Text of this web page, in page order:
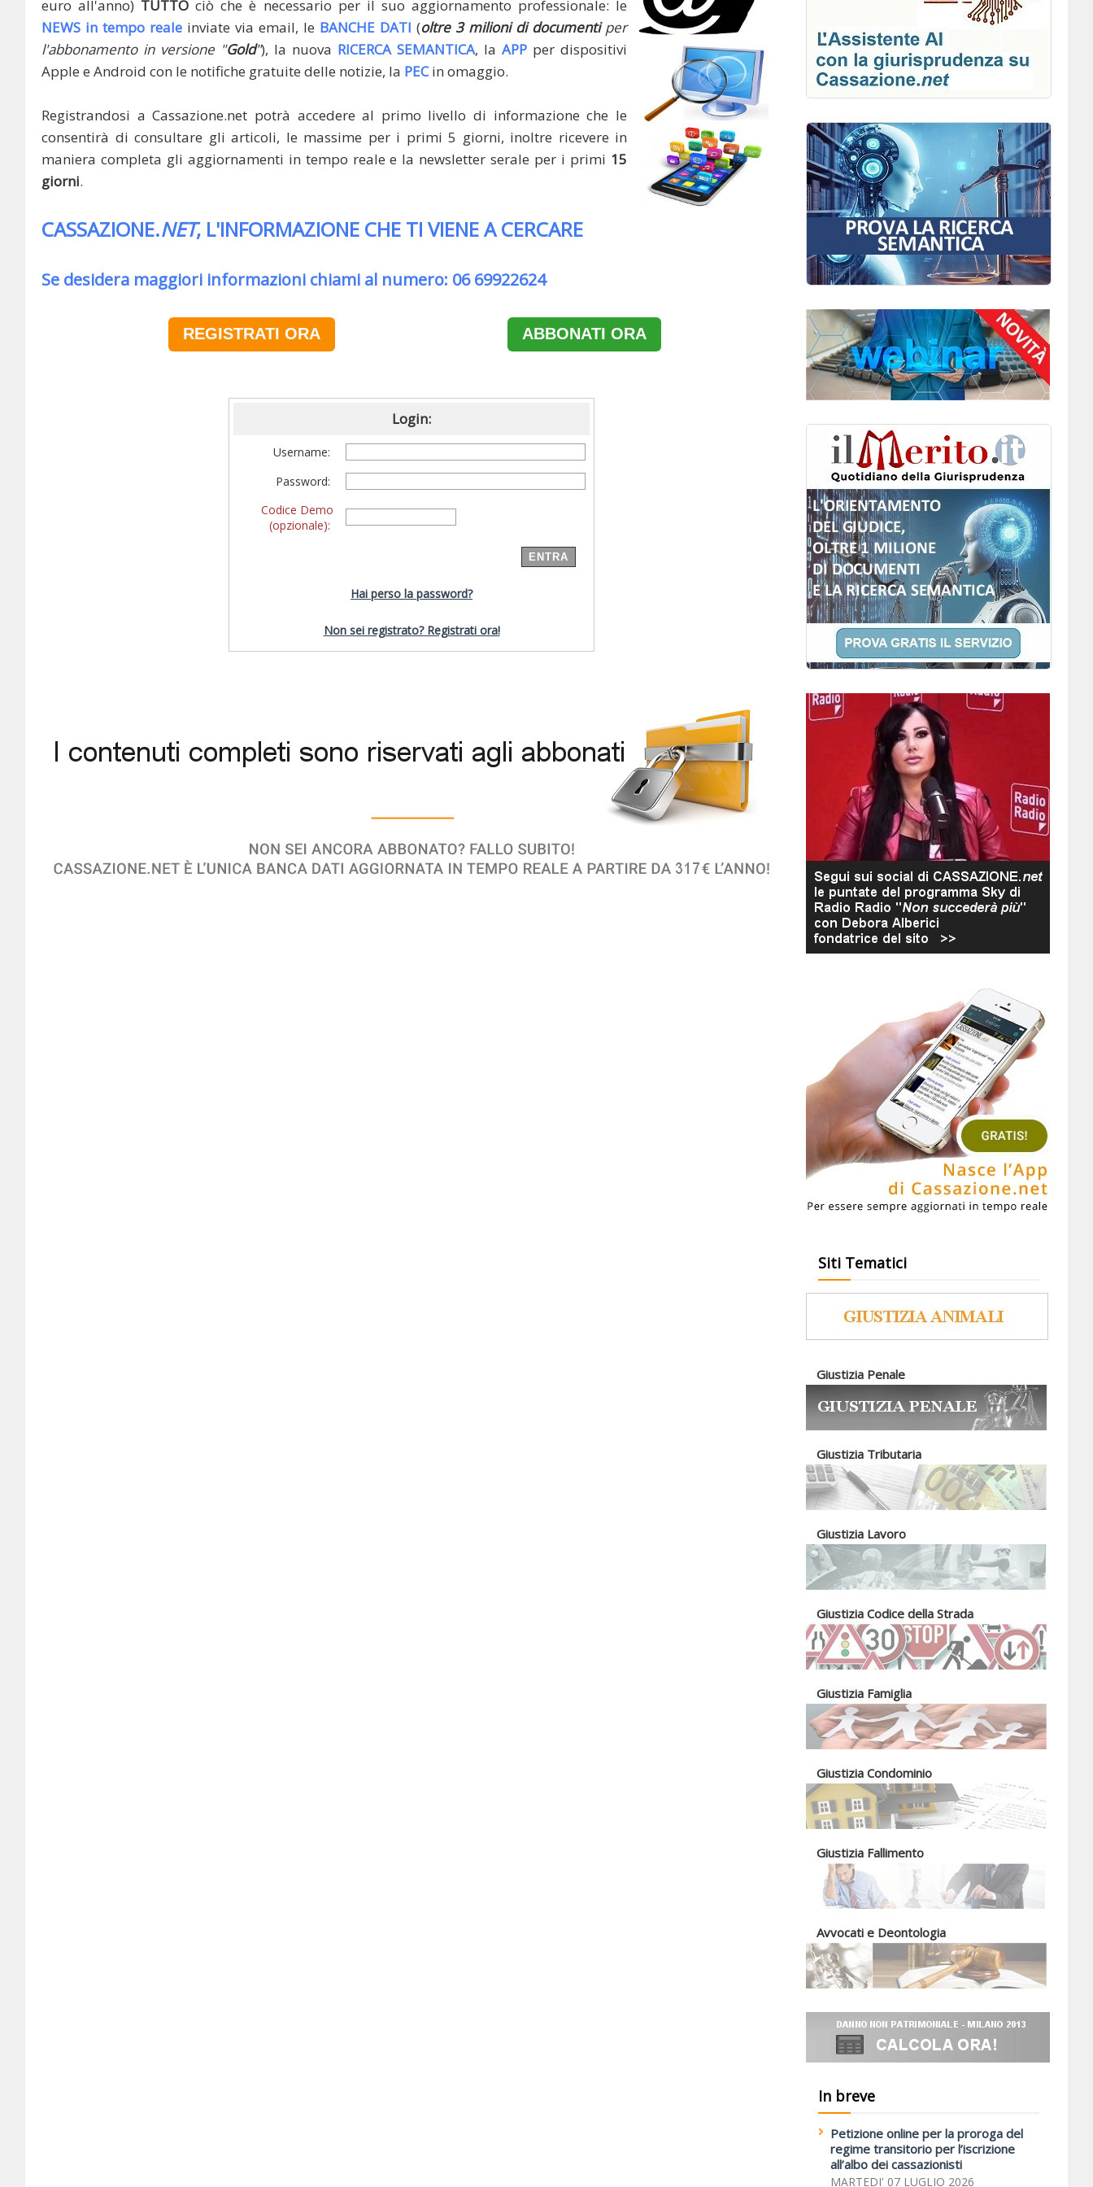
euro all'anno) TUTTO ciò che è necessario per il suo aggiornamento professionale: le
NEWS in tempo reale inviate via email, le BANCHE DATI (oltre 3 milioni di documentiper
l'abbonamento in versione "Gold"), la nuova RICERCA SEMANTICA, la APP per dispositivi
Apple e Android con le notifiche gratuite delle notizie, la PECin omaggio.
Registrandosi a Cassazione.net potrà accedere al primo livello di informazione che le
consentirà di consultare gli articoli, le massime per i primi 5 giorni, inoltre ricevere in
maniera completa gli aggiornamenti in tempo reale e la newsletter serale per i primi 15
giorni.
CASSAZIONE.NET, L'INFORMAZIONE CHE TI VIENE A CERCARE
Se desidera maggiori informazioni chiami al numero: 06 69922624
REGISTRATI ORA ABBONATI ORA
Login:
Username:
Password:
Codice Demo
(opzionale):
Hai perso la password?
Non sei registrato? Registrati ora!
Siti Tematici
Giustizia Penale
Giustizia Tributaria
Giustizia Lavoro
Giustizia Codice della Strada
Giustizia Famiglia
Giustizia Condominio
Giustizia Fallimento
Avvocati e Deontologia
In breve
Petizione online per la proroga del
regime transitorio per l’iscrizione
all’albo dei cassazionisti
MARTEDI' 07 LUGLIO 2026